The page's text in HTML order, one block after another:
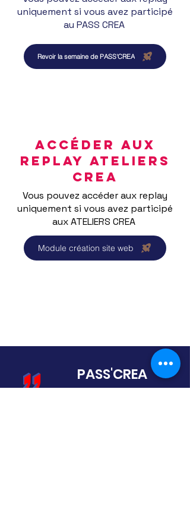
uniquement si vous avez participé
au PASS CREA
Revoir la semaine de PASS'CREA
ACCÉDER AUX
REPLAY ATELIERS
CREA
Vous pouvez accéder aux replay
uniquement si vous avez participé
aux ATELIERS CREA
Module création site web
PASS'CREA